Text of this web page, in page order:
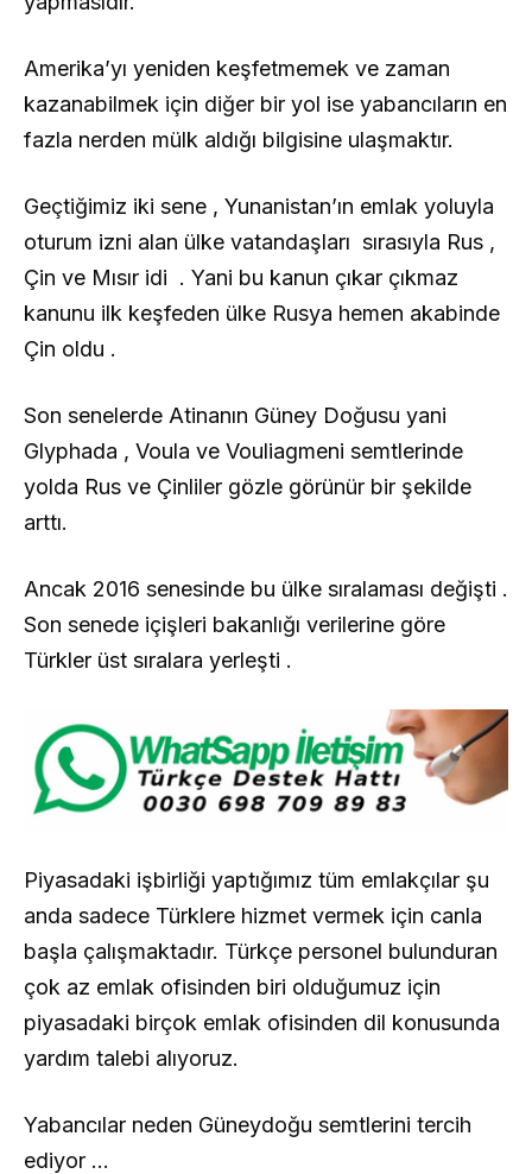
Amerika’yı yeniden keşfetmemek ve zaman
kazanabilmek için diğer bir yol ise yabancıların en
fazla nerden mülk aldığı bilgisine ulaşmaktır.
Geçtiğimiz iki sene , Yunanistan’ın emlak yoluyla
oturum izni alan ülke vatandaşları sırasıyla Rus ,
Çin ve Mısır idi . Yani bu kanun çıkar çıkmaz
kanunu ilk keşfeden ülke Rusya hemen akabinde
Çin oldu .
Son senelerde Atinanın Güney Doğusu yani
Glyphada , Voula ve Vouliagmeni semtlerinde
yolda Rus ve Çinliler gözle görünür bir şekilde
arttı.
Ancak 2016 senesinde bu ülke sıralaması değişti .
Son senede içişleri bakanlığı verilerine göre
Türkler üst sıralara yerleşti .
Piyasadaki işbirliği yaptığımız tüm emlakçılar şu
anda sadece Türklere hizmet vermek için canla
başla çalışmaktadır. Türkçe personel bulunduran
çok az emlak ofisinden biri olduğumuz için
piyasadaki birçok emlak ofisinden dil konusunda
yardım talebi alıyoruz.
Yabancılar neden Güneydoğu semtlerini tercih
ediyor …